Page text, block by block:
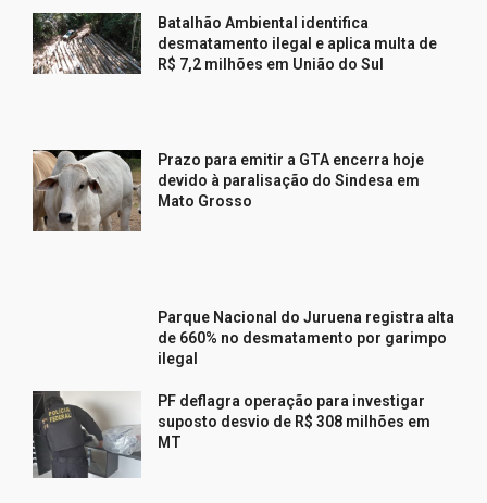
Batalhão Ambiental identifica
desmatamento ilegal e aplica multa de
R$ 7,2 milhões em União do Sul
Prazo para emitir a GTA encerra hoje
devido à paralisação do Sindesa em
Mato Grosso
Parque Nacional do Juruena registra alta
de 660% no desmatamento por garimpo
ilegal
PF deflagra operação para investigar
suposto desvio de R$ 308 milhões em
MT